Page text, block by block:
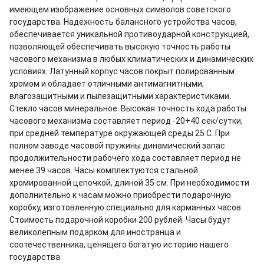
имеющем изображение основных символов советского
государства. Надежность балансного устройства часов,
обеспечивается уникальной противоударной конструкцией,
позволяющей обеспечивать высокую точность работы
часового механизма в любых климатических и динамических
условиях. Латунный корпус часов покрыт полированным
хромом и обладает отличными антимагнитными,
влагозащитными и пылезащитными характеристиками.
Стекло часов минеральное. Высокая точность хода работы
часового механизма составляет период -20+40 сек/сутки,
при средней температуре окружающей среды 25 С. При
полном заводе часовой пружины динамический запас
продолжительности рабочего хода составляет период не
менее 39 часов. Часы комплектуются стальной
хромированной цепочкой, длиной 35 см. При необходимости
дополнительно к часам можно приобрести подарочную
коробку, изготовленную специально для карманных часов.
Стоимость подарочной коробки 200 рублей. Часы будут
великолепным подарком для иностранца и
соотечественника, ценящего богатую историю нашего
государства.